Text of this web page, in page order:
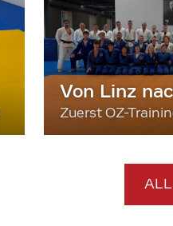
Von Linz
Zuerst OZ-